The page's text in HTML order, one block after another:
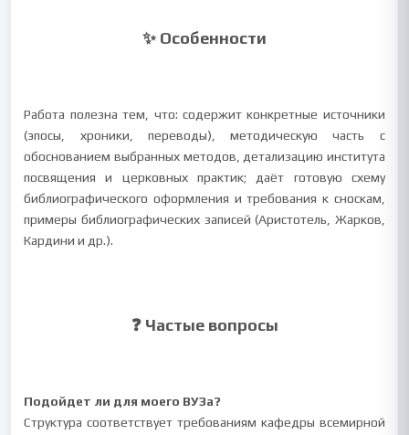
✨ Особенности
Работа полезна тем, что: содержит конкретные источники
(эпосы, хроники, переводы), методическую часть с
обоснованием выбранных методов, детализацию института
посвящения и церковных практик; даёт готовую схему
библиографического оформления и требования к сноскам,
примеры библиографических записей (Аристотель, Жарков,
Кардини и др.).
❓ Частые вопросы
Подойдет ли для моего ВУЗа?
Структура соответствует требованиям кафедры всемирной